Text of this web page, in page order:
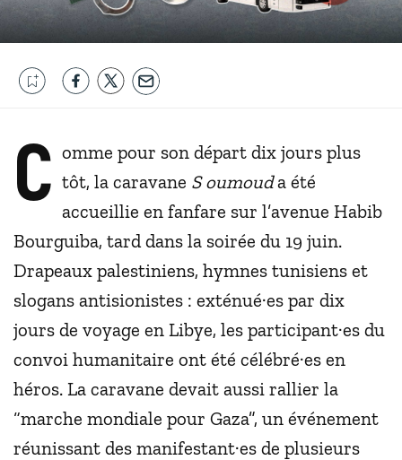
C omme pour son départ dix jours plus
tôt, la caravane S oumouda été
accueillie en fanfare sur l’avenue Habib
Bourguiba, tard dans la soirée du 19 juin.
Drapeaux palestiniens, hymnes tunisiens et
slogans antisionistes : exténué·es par dix
jours de voyage en Libye, les participant·es du
convoi humanitaire ont été célébré·es en
héros. La caravane devait aussi rallier la
“marche mondiale pour Gaza”, un événement
réunissant des manifestant·es de plusieurs